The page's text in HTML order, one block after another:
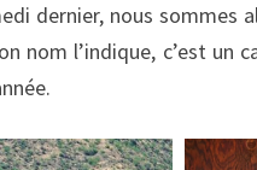
dernier, nous sommes
nom l’indique, c’est un